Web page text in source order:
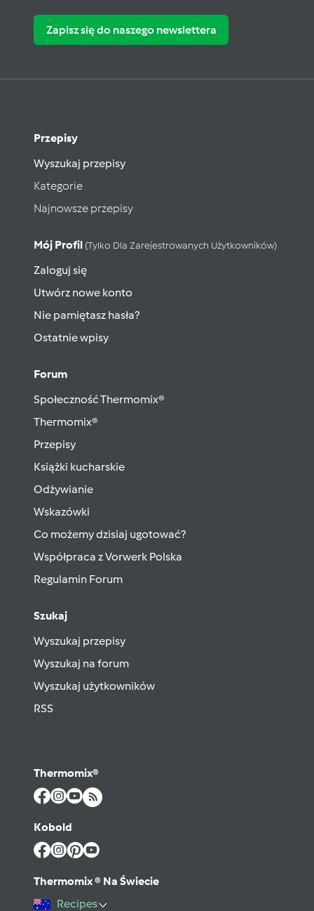
Zapisz się do naszego newslettera
Przepisy
Wyszukaj przepisy
Kategorie
Najnowsze przepisy
Mój Profil (tylko Dla Zarejestrowanych Użytkowników)
Zaloguj się
Utwórz nowe konto
Nie pamiętasz hasła?
Ostatnie wpisy
Forum
Społeczność Thermomix®
Thermomix®
Przepisy
Książki kucharskie
Odżywianie
Wskazówki
Co możemy dzisiaj ugotować?
Współpraca z Vorwerk Polska
Regulamin Forum
Szukaj
Wyszukaj przepisy
Wyszukaj na forum
Wyszukaj użytkowników
RSS
Thermomix®
Kobold
Thermomix ® Na Świecie
Recipes